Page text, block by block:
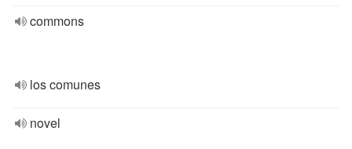
commons
los comunes
novel